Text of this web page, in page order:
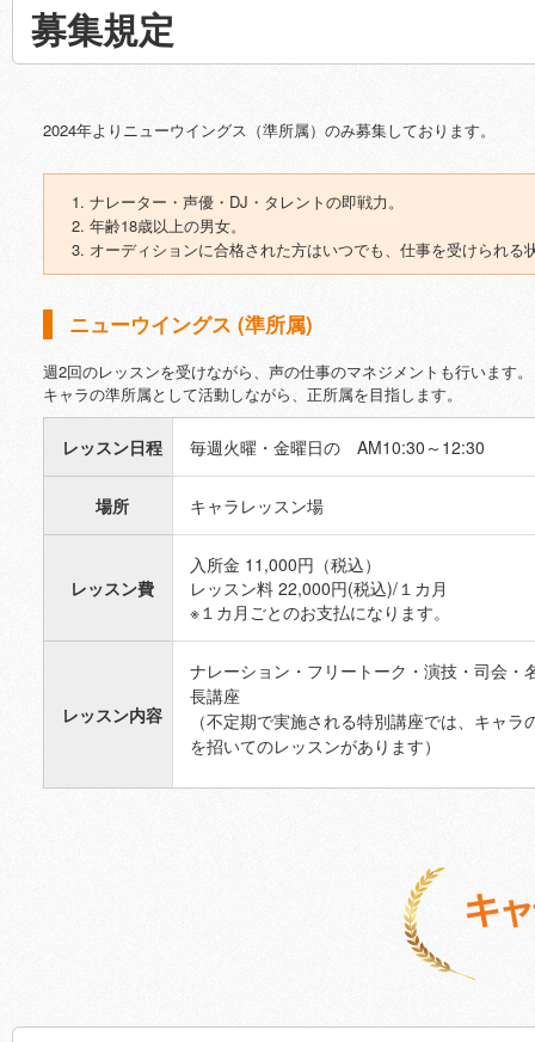
募集規定
2024年よりニューウイングス（準所属）のみ募集しております。
ナレーター・声優・DJ・タレントの即戦力。
年齢18歳以上の男女。
オーディションに合格された方はいつでも、仕事を受けられる
ニューウイングス (準所属)
週2回のレッスンを受けながら、声の仕事のマネジメントも行います。
キャラの準所属として活動しながら、正所属を目指します。
レッスン日程 毎週火曜・金曜日の AM10:30～12:30
場所 キャラレッスン場
レッスン費
入所金 11,000円（税込）
レッスン料 22,000円(税込)/１カ月
※１カ月ごとのお支払になります。
レッスン内容
ナレーション・フリートーク・演技・司会・
長講座
（不定期で実施される特別講座では、キャラ
を招いてのレッスンがあります）